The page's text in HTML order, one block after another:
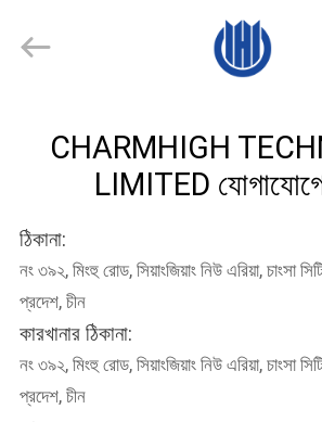
ভিডিও
আমাদের
সম্পর্কে
TECHNOLOGY
LIMITED.
CHARMHIGH
LIMITED
ঠিকানা:
নং ৩৯২, মিংহু রোড, সিয়াংজিয়াং নিউ এরিয়া, চাংসা
প্রদেশ, চীন
কারখানার ঠিকানা:
নং ৩৯২, মিংহু রোড, সিয়াংজিয়াং নিউ এরিয়া, চাংসা
প্রদেশ, চীন